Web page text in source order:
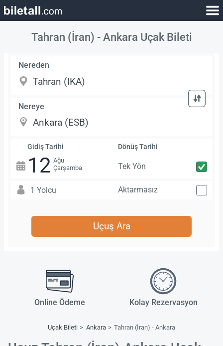
Tahran (İran) - Ankara Uçak Bileti
Nereden
Nereye
Gidiş Tarihi
12 Ağu
Çarşamba
Dönüş Tarihi
Tek Yön
1 Yolcu Aktarmasız
Uçuş Ara
Online Ödeme Kolay Rezervasyon
Uçak Bileti Ankara Tahran (İran) - Ankara